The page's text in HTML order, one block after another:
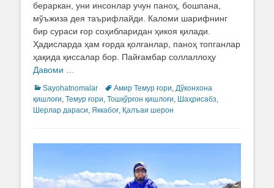
бераркан, уни инсонлар учун паноҳ, бошпана,
мўъжиза дея таърифлайди. Каломи шарифнинг
бир сураси ғор соҳибларидан ҳикоя қилади.
Ҳадисларда ҳам ғорда қолганлар, паноҳ топганлар
ҳақида қиссалар бор. Пайғамбар соллаллоҳу
Давоми …
Categories
Sayohatnomalar TagsАмир Темур ғори, Дўконхона
қишлоғи, Темур ғори, Тошқўрғон қишлоғи, Шаҳрисабз,
Шерлар дараси, Яккабоғ, Қалъаи шерон